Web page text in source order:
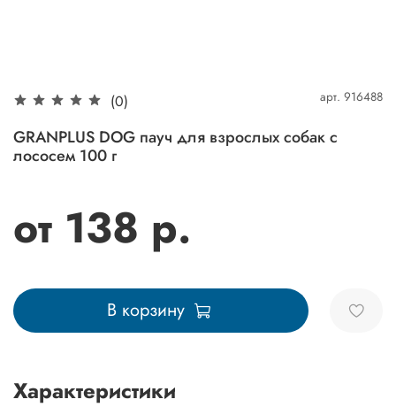
(0) арт. 916488
GRANPLUS DOG пауч для взрослых собак с
лососем 100 г
от 138 р.
В корзину
Характеристики